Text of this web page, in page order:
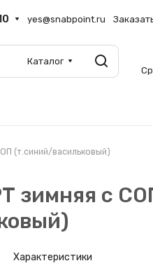
yes@snabpoint.ru
Каталог
(т.синий/васильковый)
зимняя с
Характеристики